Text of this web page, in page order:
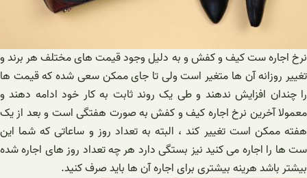
نرخ اجاره ست کیف و کفش و به دلیل وجود قیمت های مختلف هر برند و
تغییر روزانه آن ها متغیر است ولی تا جای ممکن سعی شده که قیمت ها
را چندان افزایش ندهند و طی یک روند ثابت به کار خود ادامه دهند و
معمولا آخرین نرخ اجاره کیف و کفش به صورت هفتگی است و بعد از یک
هفته ممکن است تغییر کند ، البته به تعداد روز و ساعاتی که شما این
ست ها را اجاره می کنید نیز بستگی دارد هر چه تعداد روز های اجاره شده
بیشتر باشد هرینه بیشتری برای اجاره آن ها باید صرف کنید.